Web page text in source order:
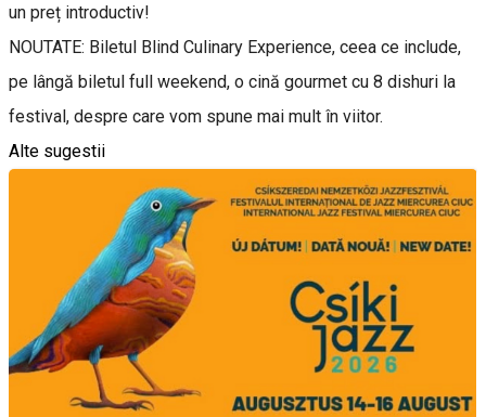
un preț introductiv!
NOUTATE: Biletul Blind Culinary Experience, ceea ce include,
pe lângă biletul full weekend, o cină gourmet cu 8 dishuri la
festival, despre care vom spune mai mult în viitor.
Alte sugestii